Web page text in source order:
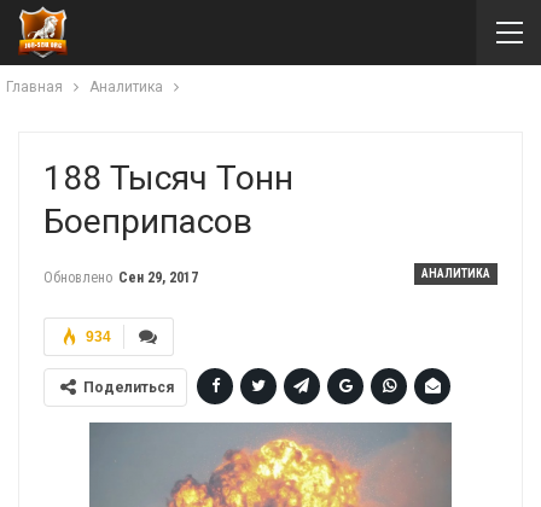
Главная Аналитика
188 Тысяч Тонн
Боеприпасов
АНАЛИТИКА
Обновлено Сен 29, 2017
934
Поделиться